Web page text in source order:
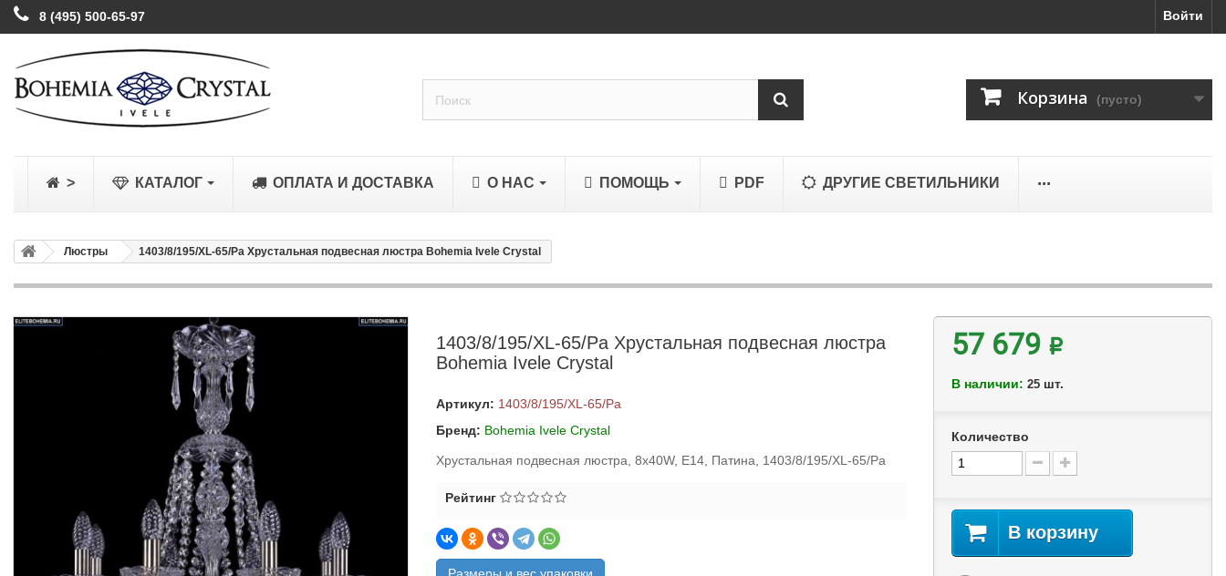
Войти
8 (495) 500-65-97
Корзина (пусто)
> КАТАЛОГ ОПЛАТА И ДОСТАВКА О НАС ПОМОЩЬ PDF ДРУГИЕ СВЕТИЛЬНИКИ ...
Люстры 1403/8/195/XL-65/Pa Хрустальная подвесная люстра Bohemia Ivele Crystal
1403/8/195/XL-65/Pa Хрустальная подвесная люстра
Bohemia Ivele Crystal
Артикул: 1403/8/195/XL-65/Pa
Бренд: Bohemia Ivele Crystal
Хрустальная подвесная люстра, 8x40W, E14, Патина, 1403/8/195/XL-65/Pa
Рейтинг
57 679 ₽
В наличии: 25 шт.
Количество
В корзину